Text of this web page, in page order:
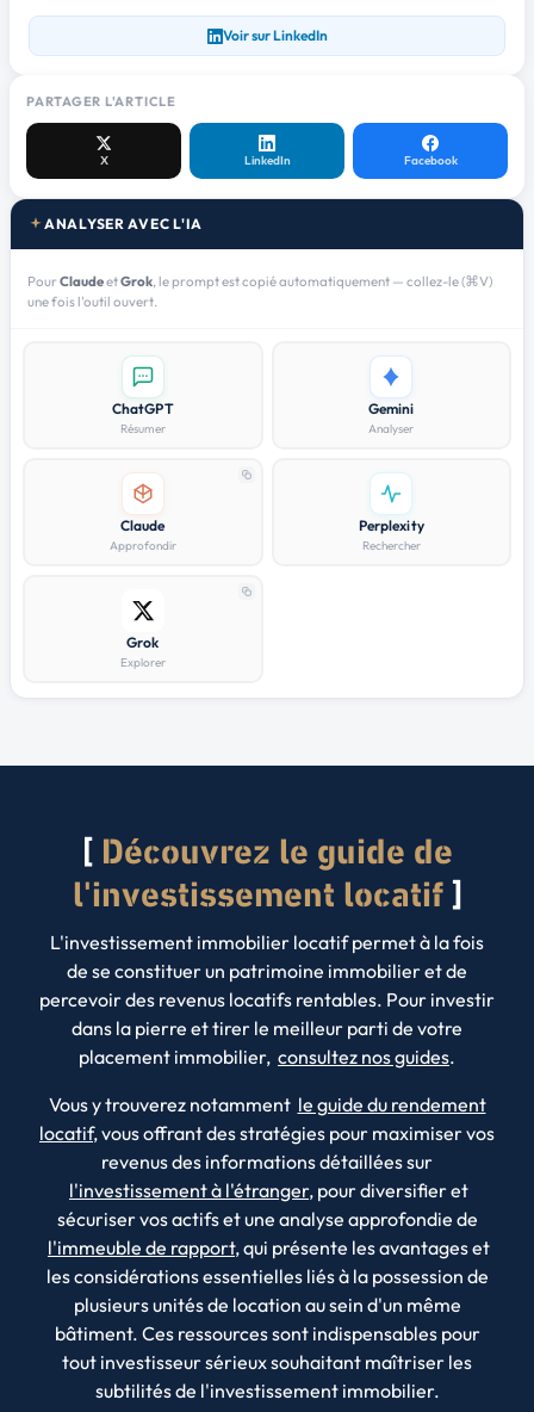
Voir sur LinkedIn
PARTAGER L'ARTICLE
X LinkedIn Facebook
ANALYSER AVEC L'IA
PourClaudeetGrok, le prompt est copié automatiquement — collez-le (⌘V)
une fois l'outil ouvert.
ChatGPT
Résumer
Gemini
Analyser
Claude
Approfondir
Perplexity
Rechercher
Grok
Explorer
Découvrez le guide de
l'investissement locatif
L'investissement immobilier locatif permet à la fois
de se constituer un patrimoine immobilier et de
percevoir des revenus locatifs rentables. Pour investir
dans la pierre et tirer le meilleur parti de votre
placement immobilier, consultez nos guides.
Vous y trouverez notamment le guide du rendement
locatif, vous offrant des stratégies pour maximiser vos
revenus des informations détaillées sur
l'investissement à l'étranger, pour diversifier et
sécuriser vos actifs et une analyse approfondie de
l'immeuble de rapport, qui présente les avantages et
les considérations essentielles liés à la possession de
plusieurs unités de location au sein d'un même
bâtiment. Ces ressources sont indispensables pour
tout investisseur sérieux souhaitant maîtriser les
subtilités de l'investissement immobilier.